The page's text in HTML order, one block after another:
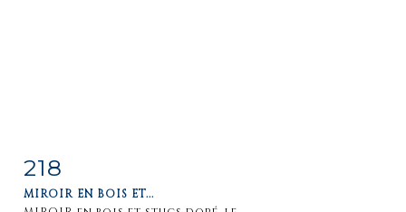
Item detail
218
MIROIR EN BOIS ET...